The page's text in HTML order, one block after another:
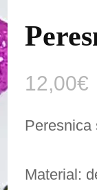
12,00€
Peresnica
Material: